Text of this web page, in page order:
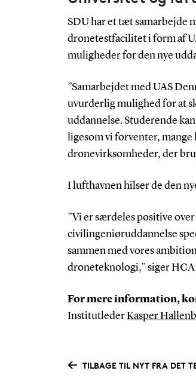
SDU har et tæt samarbejde
dronetestfacilitet i form af
muligheder for den nye
”Samarbejdet med UAS
uvurderlig mulighed for at
uddannelse. Studerende
ligesom vi forventer, mange
dronevirksomheder, der
I lufthavnen hilser de den
”Vi er særdeles positive over
civilingeniøruddannelse
sammen med vores
droneteknologi,” siger
For mere information,
InstitutlederKasper
TILBAGE TIL NYT FRA DET